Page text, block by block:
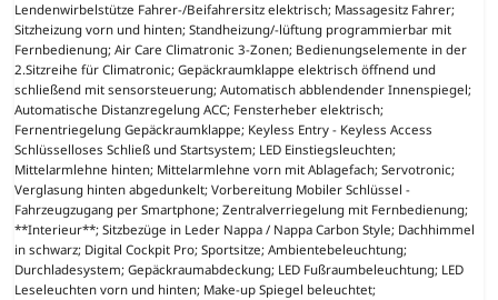
Lendenwirbelstütze Fahrer-/Beifahrersitz elektrisch; Massagesitz Fahrer;
Sitzheizung vorn und hinten; Standheizung/-lüftung programmierbar mit
Fernbedienung; Air Care Climatronic 3-Zonen; Bedienungselemente in der
2.Sitzreihe für Climatronic; Gepäckraumklappe elektrisch öffnend und
schließend mit sensorsteuerung; Automatisch abblendender Innenspiegel;
Automatische Distanzregelung ACC; Fensterheber elektrisch;
Fernentriegelung Gepäckraumklappe; Keyless Entry - Keyless Access
Schlüsselloses Schließ und Startsystem; LED Einstiegsleuchten;
Mittelarmlehne hinten; Mittelarmlehne vorn mit Ablagefach; Servotronic;
Verglasung hinten abgedunkelt; Vorbereitung Mobiler Schlüssel -
Fahrzeugzugang per Smartphone; Zentralverriegelung mit Fernbedienung;
**Interieur**; Sitzbezüge in Leder Nappa / Nappa Carbon Style; Dachhimmel
in schwarz; Digital Cockpit Pro; Sportsitze; Ambientebeleuchtung;
Durchladesystem; Gepäckraumabdeckung; LED Fußraumbeleuchtung; LED
Leseleuchten vorn und hinten; Make-up Spiegel beleuchtet;